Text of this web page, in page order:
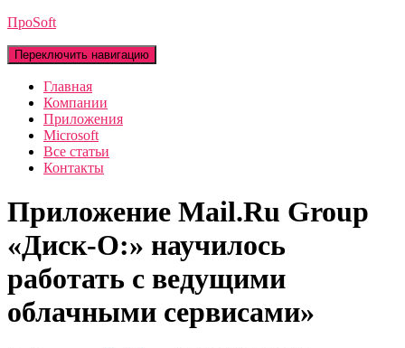
ПроSoft
Переключить навигацию
Главная
Компании
Приложения
Microsoft
Все статьи
Контакты
Приложение Mail.Ru Group
«Диск-О:» научилось
работать с ведущими
облачными сервисами»